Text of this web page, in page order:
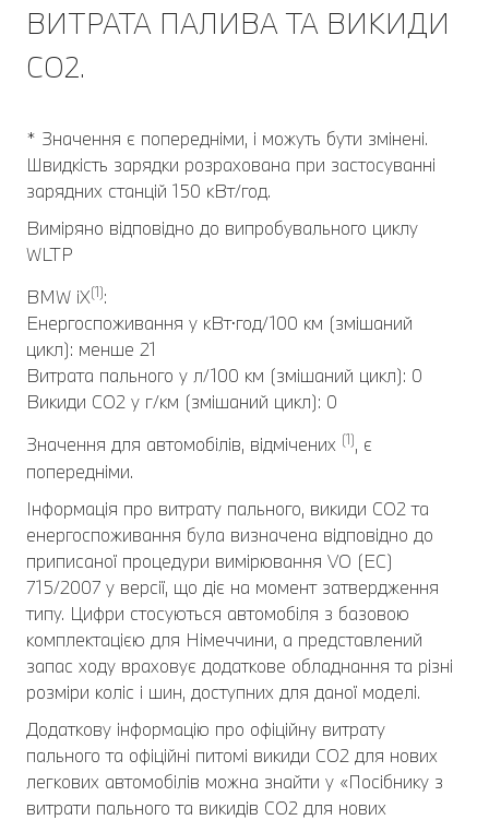
ВИТРАТА ПАЛИВА ТА ВИКИДИ
СО2.
* Значення є попередніми, і можуть бути змінені.
Швидкість зарядки розрахована при застосуванні
зарядних станцій 150 кВт/год.
Виміряно відповідно до випробувального циклу
WLTP
BMW iX(1):
Енергоспоживання у кВт⋅год/100 км (змішаний
цикл): менше 21
Витрата пального у л/100 км (змішаний цикл): 0
Викиди CO2 у г/км (змішаний цикл): 0
Значення для автомобілів, відмічених (1), є
попередніми.
Інформація про витрату пального, викиди CO2 та
енергоспоживання була визначена відповідно до
приписаної процедури вимірювання VO (EC)
715/2007 у версії, що діє на момент затвердження
типу. Цифри стосуються автомобіля з базовою
комплектацією для Німеччини, а представлений
запас ходу враховує додаткове обладнання та різні
розміри коліс і шин, доступних для даної моделі.
Додаткову інформацію про офіційну витрату
пального та офіційні питомі викиди CO2 для нових
легкових автомобілів можна знайти у «Посібнику з
витрати пального та викидів CO2 для нових